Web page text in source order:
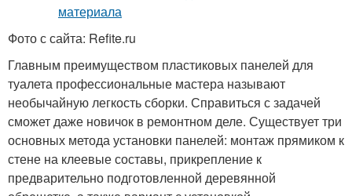
Фото с сайта: Refite.ru
Главным преимуществом пластиковых панелей для
туалета профессиональные мастера называют
необычайную легкость сборки. Справиться с задачей
сможет даже новичок в ремонтном деле. Существует три
основных метода установки панелей: монтаж прямиком к
стене на клеевые составы, прикрепление к
предварительно подготовленной деревянной